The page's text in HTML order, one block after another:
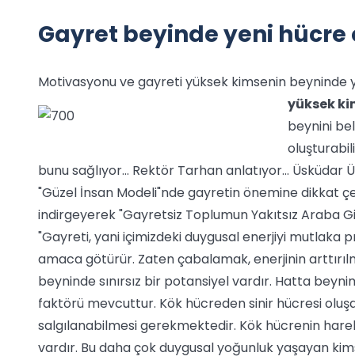
Gayret beyinde yeni
Motivasyonu ve gayreti yüksek kimsenin beyninde
yüksek
beynini
bunu sağlıyor… Rektör Tarhan anlatıyor… Üsküdar
"Güzel İnsan Modeli"nde gayretin önemine dikkat
indirgeyerek "Gayretsiz Toplumun Yakıtsız Araba
"Gayreti, yani içimizdeki duygusal enerjiyi mutlaka
amaca götürür. Zaten çabalamak, enerjinin
beyninde sınırsız bir potansiyel vardır. Hatta
faktörü mevcuttur. Kök hücreden sinir hücresi
salgılanabilmesi gerekmektedir. Kök hücrenin
vardır. Bu daha çok duygusal yoğunluk yaşayan